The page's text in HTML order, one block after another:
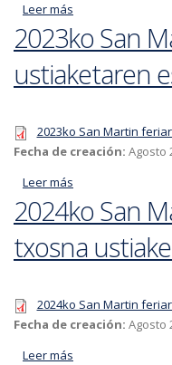
Leer más
esleipena (2023-
2023ko San
ustiaketaren
2023ko San Martin
Fecha de creación: Agosto
Leer más
esleipena
2024ko San
txosna
2024ko San Martin
Fecha de creación: Agosto
Leer más